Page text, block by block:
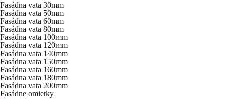
Fasádna vata 30mm
Fasádna vata 50mm
Fasádna vata 60mm
Fasádna vata 80mm
Fasádna vata 100mm
Fasádna vata 120mm
Fasádna vata 140mm
Fasádna vata 150mm
Fasádna vata 160mm
Fasádna vata 180mm
Fasádna vata 200mm
Fasádne omietky